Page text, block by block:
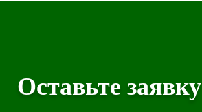
Оставьте заявку